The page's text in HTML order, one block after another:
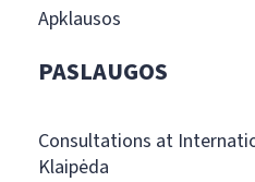
Apklausos
PASLAUGOS
Consultations at
Klaipėda